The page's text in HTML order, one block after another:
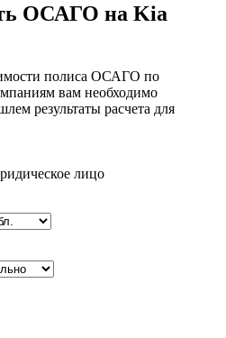
ОСАГО на Kia
полиса ОСАГО по
вам необходимо
результаты расчета для
лицо